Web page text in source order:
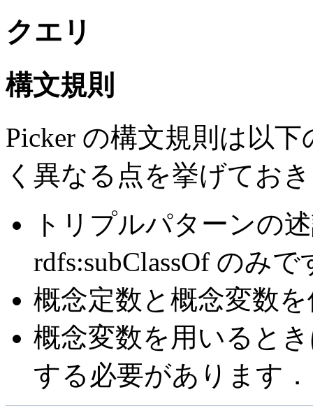
クエリ
構文規則
Picker の構文規則は以
く異なる点を挙げてお
トリプルパターンの
rdfs:subClassOf のみで
概念定数と概念変数
概念変数を用いると
する必要があります．